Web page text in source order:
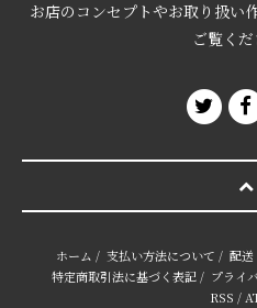
お店のコンセプトやお取り扱い
ご覧くだ
ホーム / 支払い方法について / 配送
特定商取引法に基づく表記/ プライ
RSS /